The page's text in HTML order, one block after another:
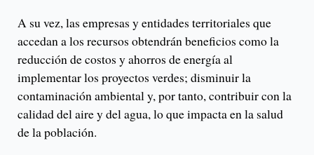
A su vez, las empresas y entidades territoriales que
accedan a los recursos obtendrán beneficios como la
reducción de costos y ahorros de energía al
implementar los proyectos verdes; disminuir la
contaminación ambiental y, por tanto, contribuir con la
calidad del aire y del agua, lo que impacta en la salud
de la población.